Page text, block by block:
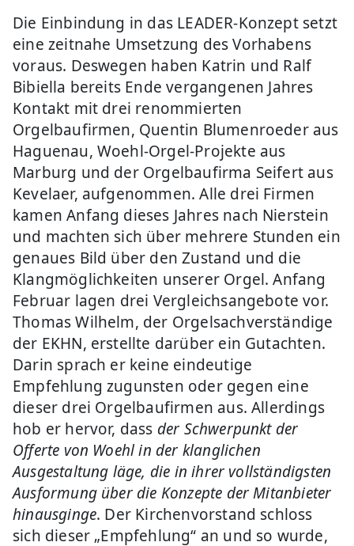
Die Einbindung in das LEADER-Konzept setzt
eine zeitnahe Umsetzung des Vorhabens
voraus. Deswegen haben Katrin und Ralf
Bibiella bereits Ende vergangenen Jahres
Kontakt mit drei renommierten
Orgelbaufirmen, Quentin Blumenroeder aus
Haguenau, Woehl-Orgel-Projekte aus
Marburg und der Orgelbaufirma Seifert aus
Kevelaer, aufgenommen. Alle drei Firmen
kamen Anfang dieses Jahres nach Nierstein
und machten sich über mehrere Stunden ein
genaues Bild über den Zustand und die
Klangmöglichkeiten unserer Orgel. Anfang
Februar lagen drei Vergleichsangebote vor.
Thomas Wilhelm, der Orgelsachverständige
der EKHN, erstellte darüber ein Gutachten.
Darin sprach er keine eindeutige
Empfehlung zugunsten oder gegen eine
dieser drei Orgelbaufirmen aus. Allerdings
hob er hervor, dass der Schwerpunkt der
Offerte von Woehl in der klanglichen
Ausgestaltung läge, die in ihrer vollständigsten
Ausformung über die Konzepte der Mitanbieter
hinausginge. Der Kirchenvorstand schloss
sich dieser „Empfehlung“ an und so wurde,